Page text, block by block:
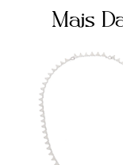
Preto
Fornecedor
800282
Não sei meu CEP
Mais